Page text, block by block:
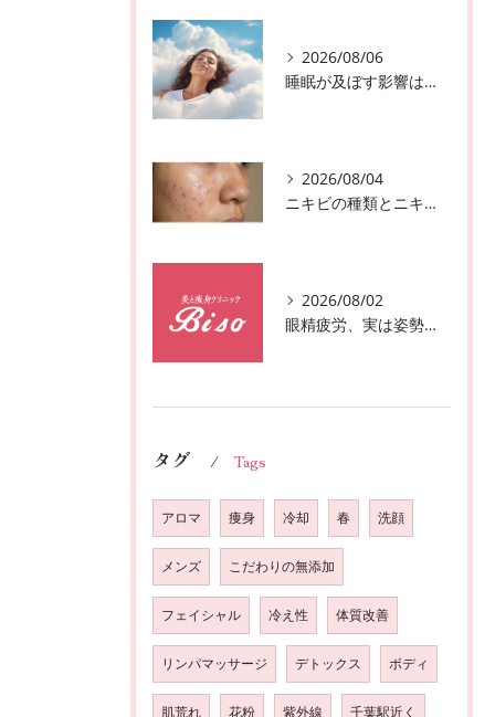
2026/08/06
睡眠が及ぼす影響は？千葉市おすすめメニュー全身リンパマッサージで全身スッキリ♪
2026/08/04
ニキビの種類とニキビを作らないスキンケア方法♪千葉市中央区フェイシャルエステサロン
2026/08/02
眼精疲労、実は姿勢が原因かも?駅近おすすめメニュー全身リンパマッサージで全身スッキリ♪
タグ Tags
アロマ 痩身 冷却 春 洗顔
メンズ こだわりの無添加
フェイシャル 冷え性 体質改善
リンパマッサージ デトックス ボディ
肌荒れ 花粉 紫外線 千葉駅近く